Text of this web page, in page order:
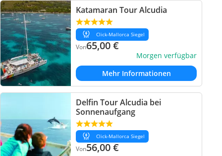
Katamaran Tour Alcudia
Click-Mallorca Siegel
Von65,00€
Morgen verfügbar
Mehr Informationen
Delfin Tour Alcudia bei
Sonnenaufgang
Click-Mallorca Siegel
Von56,00€